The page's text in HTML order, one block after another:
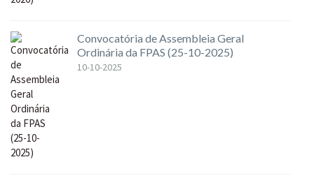
Convocatória de Assembleia Geral
Ordinária da FPAS (25-10-2025)
10-10-2025